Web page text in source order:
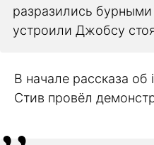
разразились
устроили Джобсу
В начале рассказа об
Стив провёл